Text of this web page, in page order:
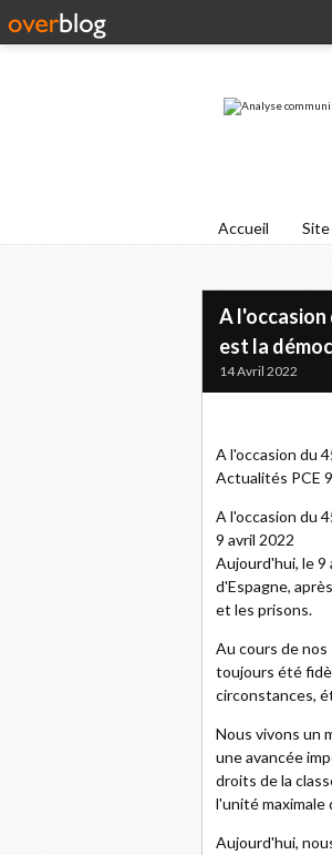
Accueil
A l'occasion
est la
14 Avril 2022
A l'occasion du
Actualités PCE
A l'occasion du
9 avril 2022
Aujourd'hui, le 9
d'Espagne,
et les prisons.
Au cours de
toujours été
circonstances,
Nous vivons un
une avancée
droits de la
l'unité maximale
Aujourd'hui,